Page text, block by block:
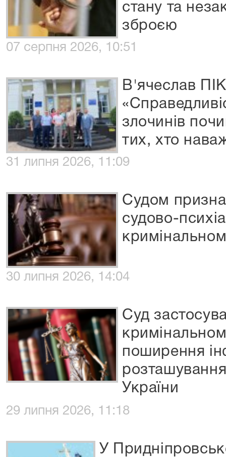
стану та
зброєю
07 серпня 2026, 10:51
В'ячеслав
злочинів
тих, хто
31 липня 2026, 11:09
Судом
судово-
30 липня 2026, 14:04
Суд
поширення
України
29 липня 2026, 11:18
У